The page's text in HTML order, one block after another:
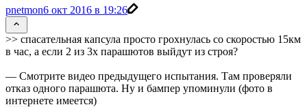
pnetmon6 окт 2016 в 19:26
>> спасательная капсула просто грохнулась со скоростью 15км
в час, а если 2 из 3х парашютов выйдут из строя?
— Смотрите видео предыдущего испытания. Там проверяли
отказ одного парашюта. Ну и бампер упоминули (фото в
интернете имеется)